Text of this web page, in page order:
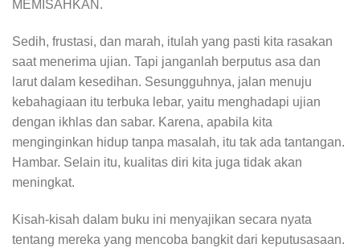
MEMISAHKAN.
Sedih, frustasi, dan marah, itulah yang pasti kita rasakan
saat menerima ujian. Tapi janganlah berputus asa dan
larut dalam kesedihan. Sesungguhnya, jalan menuju
kebahagiaan itu terbuka lebar, yaitu menghadapi ujian
dengan ikhlas dan sabar. Karena, apabila kita
menginginkan hidup tanpa masalah, itu tak ada tantangan.
Hambar. Selain itu, kualitas diri kita juga tidak akan
meningkat.
Kisah-kisah dalam buku ini menyajikan secara nyata
tentang mereka yang mencoba bangkit dari keputusasaan.